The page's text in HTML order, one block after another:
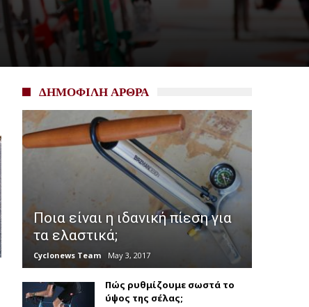
ΔΗΜΟΦΙΛΗ ΑΡΘΡΑ
Ποια είναι η ιδανική πίεση για
τα ελαστικά;
Cyclonews Team May 3, 2017
Πώς ρυθμίζουμε σωστά το
ύψος της σέλας;